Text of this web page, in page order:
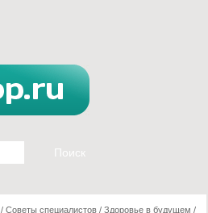
/Советы специалистов /Здоровье в будущем /